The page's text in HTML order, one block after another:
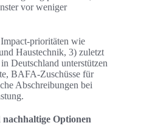
vor weniger
prioritäten wie
Haustechnik, 3) zuletzt
Deutschland unterstützen
BAFA-Zuschüsse für
Abschreibungen bei
Optionen